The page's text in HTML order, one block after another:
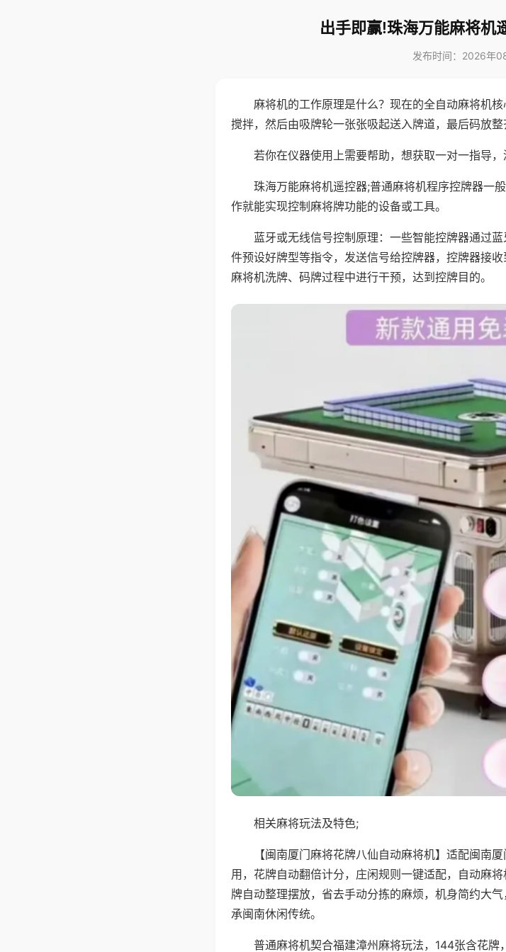
出手即赢!珠海万能麻将机
发布时间：2026年
麻将机的工作原理是什么？现在的全自动麻将机
搅拌，然后由吸牌轮一张张吸起送入牌道，最后码放
若你在仪器使用上需要帮助，想获取一对一指导
珠海万能麻将机遥控器;普通麻将机程序控牌器一
作就能实现控制麻将牌功能的设备或工具。
蓝牙或无线信号控制原理：一些智能控牌器通过
件预设好牌型等指令，发送信号给控牌器，控牌器接
麻将机洗牌、码牌过程中进行干预，达到控牌目的。
相关麻将玩法及特色;
【闽南厦门麻将花牌八仙自动麻将机】适配闽南
用，花牌自动翻倍计分，庄闲规则一键适配，自动麻
牌自动整理摆放，省去手动分拣的麻烦，机身简约大
承闽南休闲传统。
普通麻将机契合福建漳州麻将玩法，144张含花牌